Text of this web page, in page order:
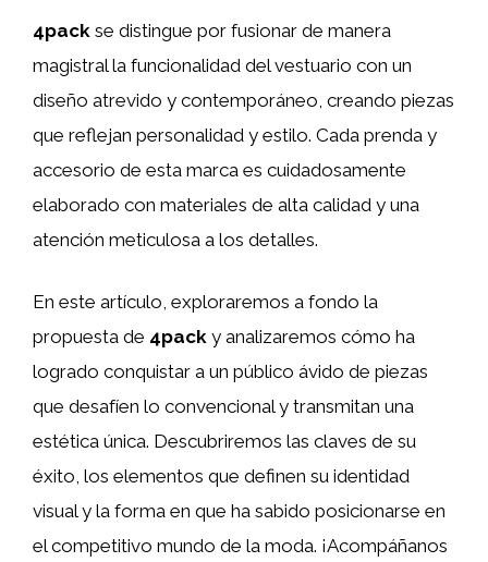
4pack se distingue por fusionar de manera
magistral la funcionalidad del vestuario con un
diseño atrevido y contemporáneo, creando piezas
que reflejan personalidad y estilo. Cada prenda y
accesorio de esta marca es cuidadosamente
elaborado con materiales de alta calidad y una
atención meticulosa a los detalles.
En este artículo, exploraremos a fondo la
propuesta de 4pack y analizaremos cómo ha
logrado conquistar a un público ávido de piezas
que desafíen lo convencional y transmitan una
estética única. Descubriremos las claves de su
éxito, los elementos que definen su identidad
visual y la forma en que ha sabido posicionarse en
el competitivo mundo de la moda. ¡Acompáñanos